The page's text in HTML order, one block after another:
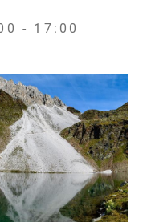
- 17:00